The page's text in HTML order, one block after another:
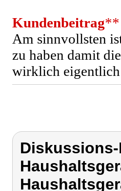
Kundenbeitrag**
Am sinnvollsten
zu haben damit
wirklich eigentlich